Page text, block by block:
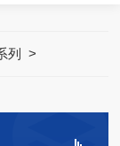
列 >